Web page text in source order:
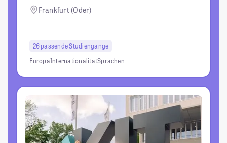
Frankfurt (Oder)
26 passende Studiengänge
EuropaInternationalitätSprachen